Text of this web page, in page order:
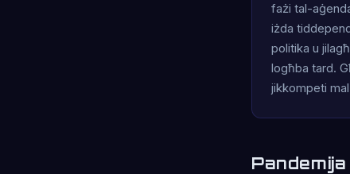
fażi tal-
iżda
politika u
logħba tard.
jikkompeti